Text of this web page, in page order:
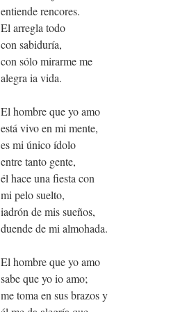
entiende rencores.
El arregla todo
con sabiduría,
con sólo mirarme me
alegra ia vida.
El hombre que yo amo
está vivo en mi mente,
es mi único ídolo
entre tanto gente,
él hace una fiesta con
mi pelo suelto,
iadrón de mis sueños,
duende de mi almohada.
El hombre que yo amo
sabe que yo io amo;
me toma en sus brazos y